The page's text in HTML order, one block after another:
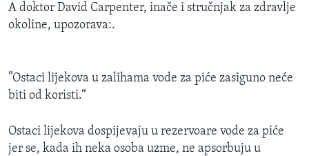
A doktor David Carpenter, inače i stručnjak za zdravlje
okoline, upozorava:.
”Ostaci lijekova u zalihama vode za piće zasiguno neće
biti od koristi.“
Ostaci lijekova dospijevaju u rezervoare vode za piće
jer se, kada ih neka osoba uzme, ne apsorbuju u